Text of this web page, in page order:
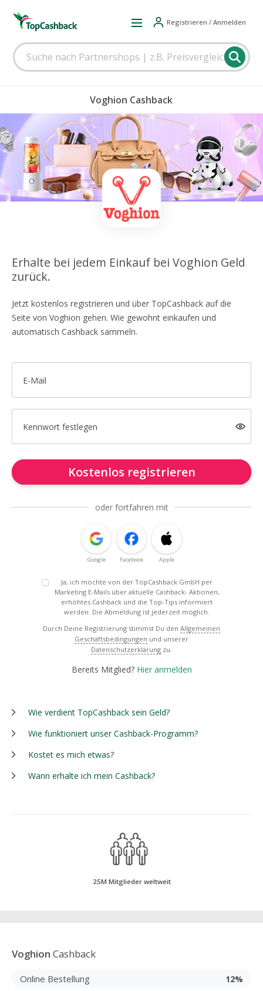
Registrieren / Anmelden
Voghion Cashback
Erhalte bei jedem Einkauf bei Voghion Geld
zurück.
Jetzt kostenlos registrieren und über TopCashback auf die
Seite von Voghion gehen. Wie gewohnt einkaufen und
automatisch Cashback sammeln.
E-Mail
Kennwort festlegen
Kostenlos registrieren
oder fortfahren mit
Google Facebook Apple
Ja, ich möchte von der TopCashback GmbH per
Marketing E-Mails über aktuelle Cashback- Aktionen,
erhöhtes Cashback und die Top-Tips informiert
werden. Die Abmeldung ist jederzeit möglich.
Durch Deine Registrierung stimmst Du den Allgemeinen
Geschäftsbedingungen und unserer
Datenschutzerklärung zu.
Bereits Mitglied? Hier anmelden
Wie verdient TopCashback sein Geld?
Wie funktioniert unser Cashback-Programm?
Kostet es mich etwas?
Wann erhalte ich mein Cashback?
25M Mitglieder weltweit
Voghion Cashback
Online Bestellung 12%